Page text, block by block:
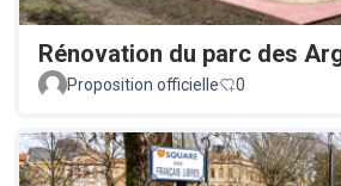
Rénovation du parc des
Proposition officielle
0